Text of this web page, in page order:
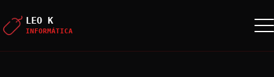
LEO K
INFORMÁTICA